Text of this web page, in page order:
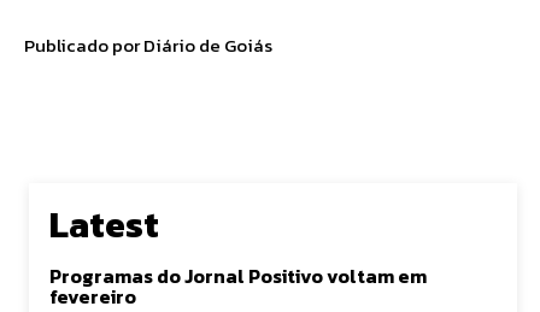
Publicado por Diário de Goiás
Latest
Programas do Jornal Positivo voltam em
fevereiro